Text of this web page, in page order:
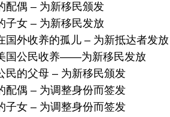
配偶 – 为新移民颁发
子女 – 为新移民发放
国外收养的孤儿 – 为新抵达者发放
国公民收养——为新移民发放
民的父母 – 为新移民颁发
配偶 – 为调整身份而签发
子女 – 为调整身份而签发